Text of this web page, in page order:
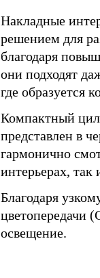
Накладные
решением для
благодаря
они подходят
где образуется
Компактный
представлен в
гармонично
интерьерах, так
Благодаря
цветопередачи
освещение.